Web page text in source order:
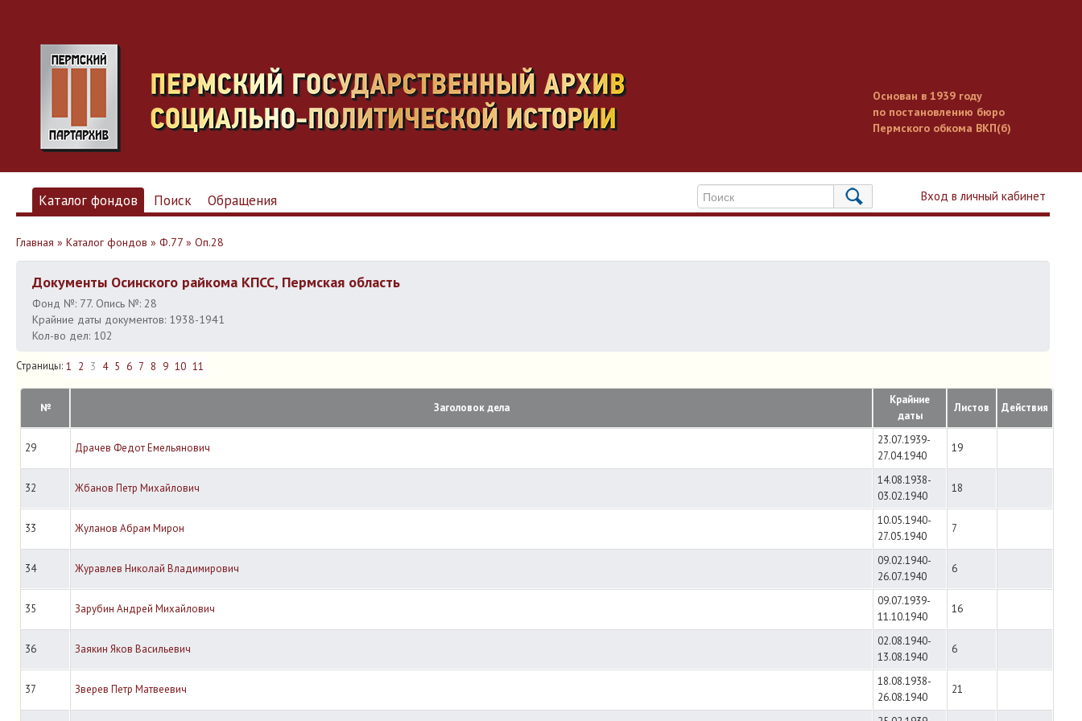
Основан в 1939 году
по постановлению бюро
Пермского обкома ВКП(б)
Вход в личный кабинет
Каталог фондов Поиск Обращения
Главная » Каталог фондов » Ф.77 » Оп.28
Документы Осинского райкома КПСС, Пермская область
Фонд №: 77. Опись №: 28
Крайние даты документов: 1938-1941
Кол-во дел: 102
Страницы: 1 2 3 4 5 6 7 8 9 10 11
№ Заголовок дела
Крайние
даты
Листов Действия
29 Драчев Федот Емельянович
23.07.1939-
27.04.1940
19
32 Жбанов Петр Михайлович
14.08.1938-
03.02.1940
18
33 Жуланов Абрам Мирон
10.05.1940-
27.05.1940
7
34 Журавлев Николай Владимирович
09.02.1940-
26.07.1940
6
35 Зарубин Андрей Михайлович
09.07.1939-
11.10.1940
16
36 Заякин Яков Васильевич
02.08.1940-
13.08.1940
6
37 Зверев Петр Матвеевич
18.08.1938-
26.08.1940
21